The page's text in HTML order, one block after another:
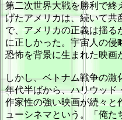
第二次世界大戦を勝利で終
げたアメリカは、続いて共
で、アメリカの正義は揺る
に正しかった。宇宙人の侵
恐怖を背景に生まれた映画
しかし、ベトナム戦争の
年代半ばから、ハリウッド
作家性の強い映画が続々と
ューシネマという。「俺